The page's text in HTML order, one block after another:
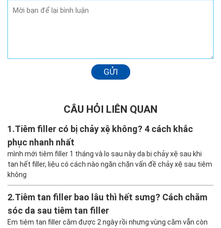
GỬI
CÂU HỎI LIÊN QUAN
1.Tiêm filler có bị chảy xệ không? 4 cách khắc
phục nhanh nhất
mình mới tiêm filler 1 tháng và lo sau này da bị chảy xệ sau khi
tan hết filler, liệu có cách nào ngăn chặn vấn đề chảy xệ sau tiêm
không
2.Tiêm tan filler bao lâu thì hết sưng? Cách chăm
sóc da sau tiêm tan filler
Em tiêm tan filler cằm được 2 ngày rồi nhưng vùng cằm vẫn còn